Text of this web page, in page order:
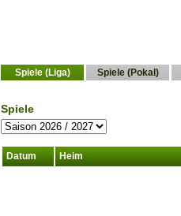
Spiele (Liga) Spiele (Pokal)
Spiele
Datum Heim